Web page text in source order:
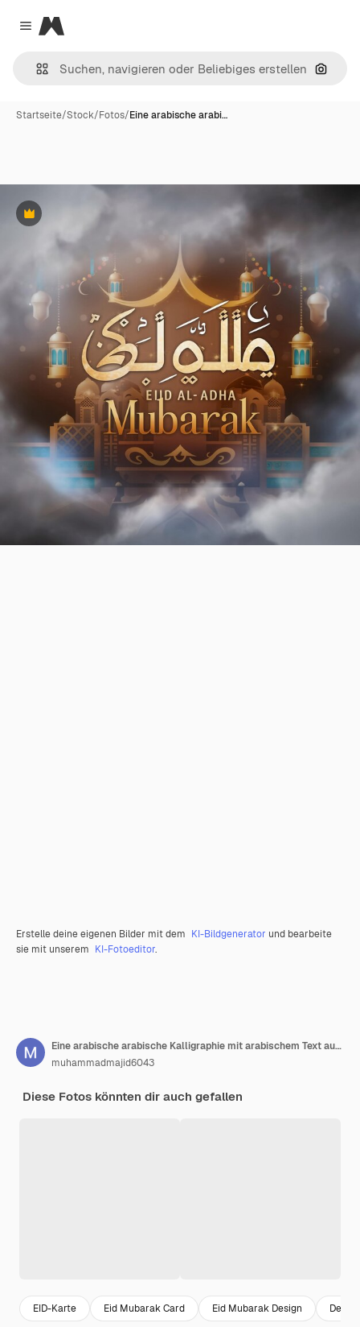
Close menu
Magnific
Nach
Startseite/Stock/Fotos/Eine arabische arabi…
Premium
Erstelle deine eigenen Bilder mit dem KI-Bildgenerator und bearbeite
sie mit unserem KI-Fotoeditor.
Eine arabische arabische Kalligraphie mit arabischem Text auf einem bewölkten Hintergrund
muhammadmajid6043
Diese Fotos könnten dir auch gefallen
EID-Karte Eid Mubarak Card Eid Mubarak Design